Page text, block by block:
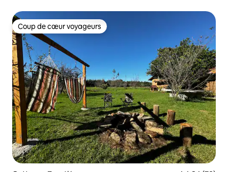
Coup de cœur voyageurs
Coup de cœur voyageurs